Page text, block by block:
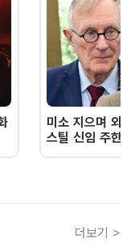
미소 지으며 외
스틸 신임 주한
더보기 >